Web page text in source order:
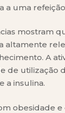
a uma
mostram
altamente
A
de utilização
a insulina.
obesidade